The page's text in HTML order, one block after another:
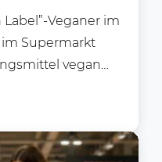
Label”-Veganer im
Supermarkt
vegan